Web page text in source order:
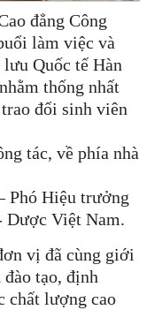
đẳng Công
làm việc và
Quốc tế Hàn
thống nhất
đổi sinh viên
tác, về phía nhà
Phó Hiệu trưởng
Dược Việt Nam.
vị đã cùng giới
tạo, định
chất lượng cao